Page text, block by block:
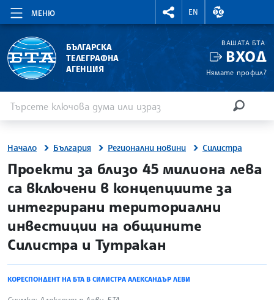
МЕНЮ
RIGHTMENU.SOCIAL
EN
ВАЛУТНИ
БЪЛГАРСКА
ТЕЛЕГРАФНА
АГЕНЦИЯ
ВАШАТА БТА
ВХОД
Нямате профил?
Начало България Регионални новини Силистра
site.bta
Проекти за близо 45 милиона лева
са включени в концепциите за
интегрирани териториални
инвестиции на общините
Силистра и Тутракан
КОРЕСПОНДЕНТ НА БТА В СИЛИСТРА АЛЕКСАНДЪР ЛЕВИ